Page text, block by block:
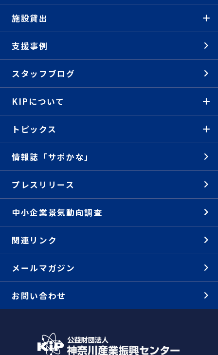
施設貸出
支援事例
スタッフブログ
KIPについて
トピックス
情報誌「サポかな」
プレスリリース
中小企業景気動向調査
関連リンク
メールマガジン
お問い合わせ